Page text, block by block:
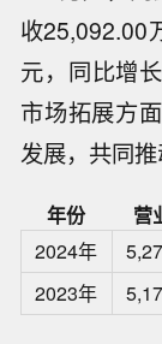
收25,092.00
元，同比增
市场拓展方
发展，共同推
年份 营
2024年
2023年